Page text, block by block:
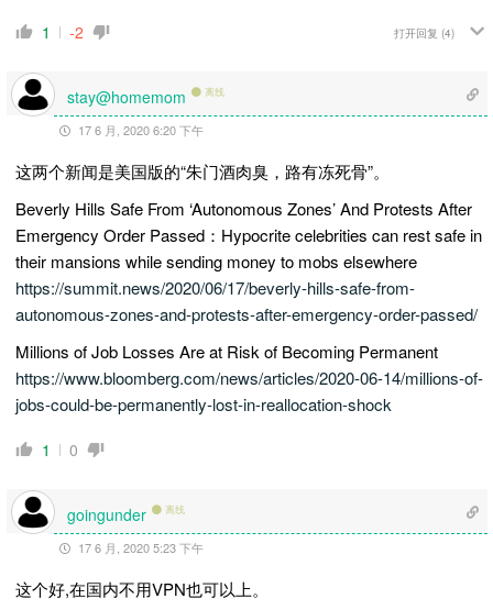
1 -2 打开回复 (4)
stay@homemom 离线
17 6 月, 2020 6:20 下午
这两个新闻是美国版的“朱门酒肉臭，路有冻死骨”。
Beverly Hills Safe From ‘Autonomous Zones’ And Protests After
Emergency Order Passed：Hypocrite celebrities can rest safe in
their mansions while sending money to mobs elsewhere
https://summit.news/2020/06/17/beverly-hills-safe-from-
autonomous-zones-and-protests-after-emergency-order-passed/
Millions of Job Losses Are at Risk of Becoming Permanent
https://www.bloomberg.com/news/articles/2020-06-14/millions-of-
jobs-could-be-permanently-lost-in-reallocation-shock
1 0
goingunder 离线
17 6 月, 2020 5:23 下午
这个好,在国内不用VPN也可以上。